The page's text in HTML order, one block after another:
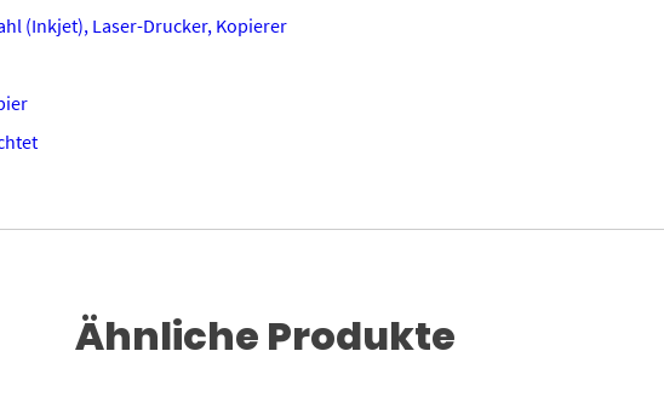
(Inkjet), Laser-Drucker, Kopierer
Ähnliche Produkte